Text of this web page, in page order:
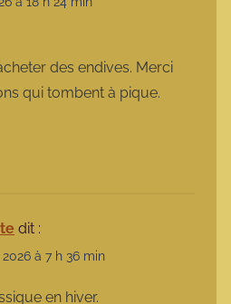
des endives. Merci
qui tombent à pique.
dit :
à 7 h 36 min
en hiver.